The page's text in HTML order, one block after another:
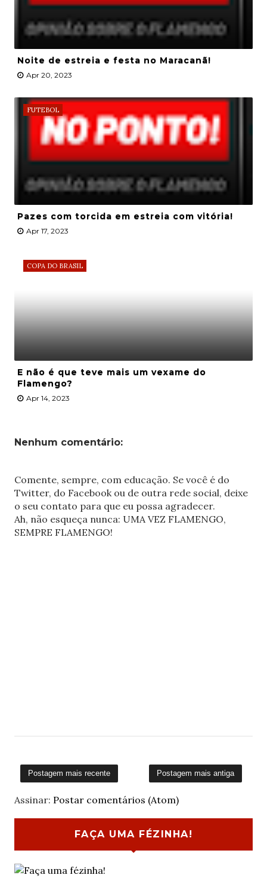
Noite de estreia e festa no Maracanã!
Apr 20, 2023
FUTEBOL
Pazes com torcida em estreia com vitória!
Apr 17, 2023
COPA DO BRASIL
E não é que teve mais um vexame do
Flamengo?
Apr 14, 2023
Nenhum comentário:
Comente, sempre, com educação. Se você é do
Twitter, do Facebook ou de outra rede social, deixe
o seu contato para que eu possa agradecer.
Ah, não esqueça nunca: UMA VEZ FLAMENGO,
SEMPRE FLAMENGO!
Postagem mais recente Postagem mais antiga
Assinar: Postar comentários (Atom)
FAÇA UMA FÉZINHA!